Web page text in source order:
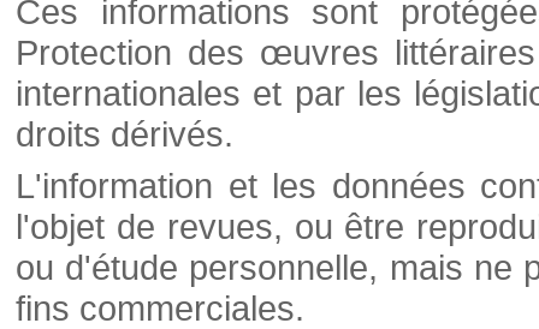
Ces informations sont
Protection des œuvres
internationales et par les
droits dérivés.
L'information et les données
l'objet de revues, ou être
ou d'étude personnelle, mais ne
fins commerciales.